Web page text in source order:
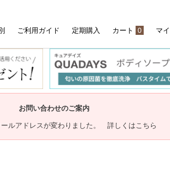
ご利用ガイド 定期購入 カート 0 マ
検索
お問い合わせのご案内
ルアドレスが変わりました。 詳しくはこちら